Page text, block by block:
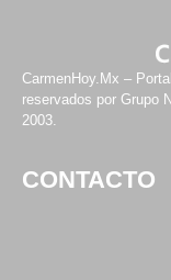
CarmenHoy.Mx –
reservados por Grupo
2003.
CONTACTO